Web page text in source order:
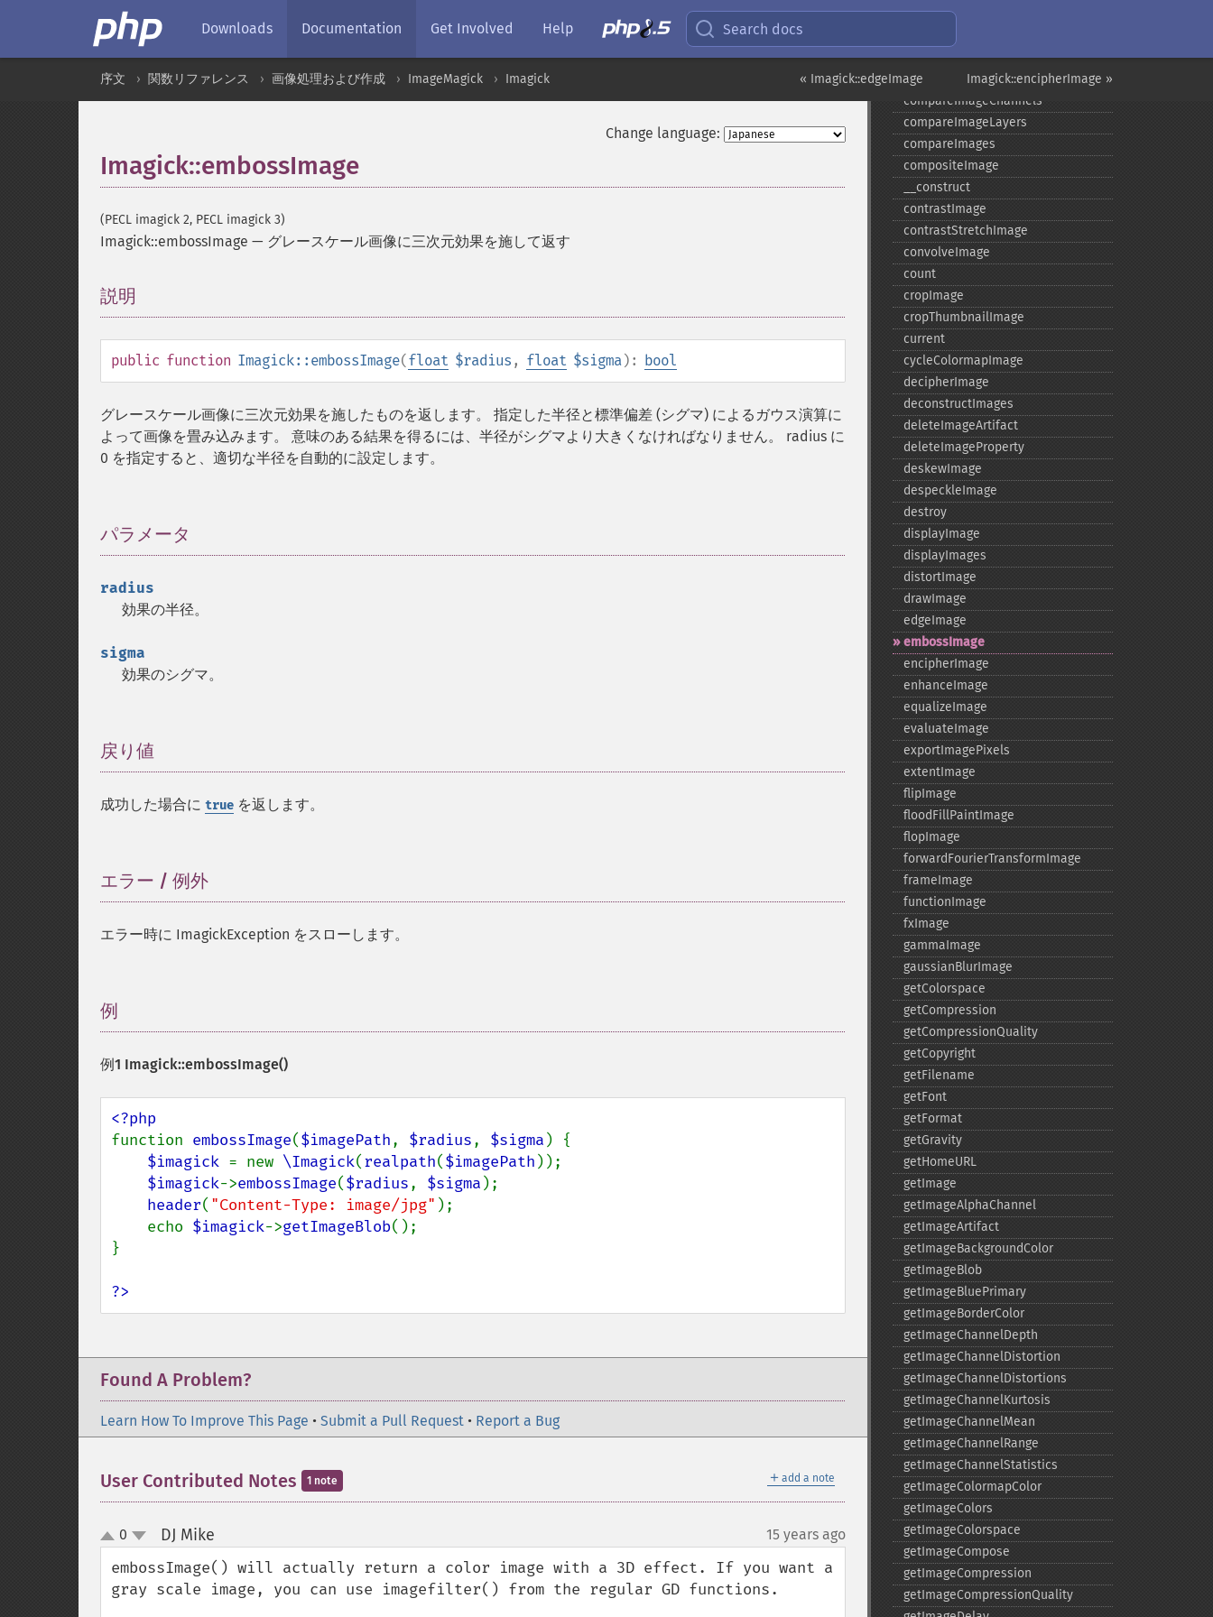
Downloads Documentation Get Involved Help Search docs
Imagick::encipherImage »
« Imagick::edgeImage
序文 関数リファレンス 画像処理および作成 ImageMagick Imagick
Change language:
Imagick::embossImage
(PECL imagick 2, PECL imagick 3)
Imagick::embossImage — グレースケール画像に三次元効果を施して返す
説明
public function Imagick::embossImage(float $radius , float $sigma): bool
グレースケール画像に三次元効果を施したものを返します。 指定した半径と標準偏差 (シグマ) によるガウス演算に
よって画像を畳み込みます。 意味のある結果を得るには、半径がシグマより大きくなければなりません。 radius に
0 を指定すると、適切な半径を自動的に設定します。
パラメータ
radius
効果の半径。
sigma
効果のシグマ。
戻り値
成功した場合に true を返します。
エラー / 例外
エラー時に ImagickException をスローします。
例
例1 Imagick::embossImage()
function embossImage($imagePath, $radius, $sigma ) {
$imagick = new \Imagick(realpath($imagePath ));
$imagick->embossImage($radius, $sigma );
header( "Content-Type: image/jpg" );
    echo
$imagick->getImageBlob();
}
?>
Found A Problem?
Learn How To Improve This Page • Submit a Pull Request • Report a Bug
＋ add a note
User Contributed Notes 1 note
up
down
0 DJ Mike 15 years ago
embossImage() will actually return a color image with a 3D effect. If you want a
gray scale image, you can use imagefilter() from the regular GD functions.
colorizeImage
combineImages
commentImage
compareImageChannels
compareImageLayers
compareImages
compositeImage
_​_​construct
contrastImage
contrastStretchImage
convolveImage
count
cropImage
cropThumbnailImage
current
cycleColormapImage
decipherImage
deconstructImages
deleteImageArtifact
deleteImageProperty
deskewImage
despeckleImage
destroy
displayImage
displayImages
distortImage
drawImage
edgeImage
embossImage
encipherImage
enhanceImage
equalizeImage
evaluateImage
exportImagePixels
extentImage
flipImage
floodFillPaintImage
flopImage
forwardFourierTransformImage
frameImage
functionImage
fxImage
gammaImage
gaussianBlurImage
getColorspace
getCompression
getCompressionQuality
getCopyright
getFilename
getFont
getFormat
getGravity
getHomeURL
getImage
getImageAlphaChannel
getImageArtifact
getImageBackgroundColor
getImageBlob
getImageBluePrimary
getImageBorderColor
getImageChannelDepth
getImageChannelDistortion
getImageChannelDistortions
getImageChannelKurtosis
getImageChannelMean
getImageChannelRange
getImageChannelStatistics
getImageColormapColor
getImageColors
getImageColorspace
getImageCompose
getImageCompression
getImageCompressionQuality